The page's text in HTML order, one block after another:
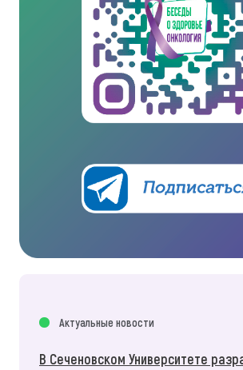
Актуальные новости
В Сеченовском Университете